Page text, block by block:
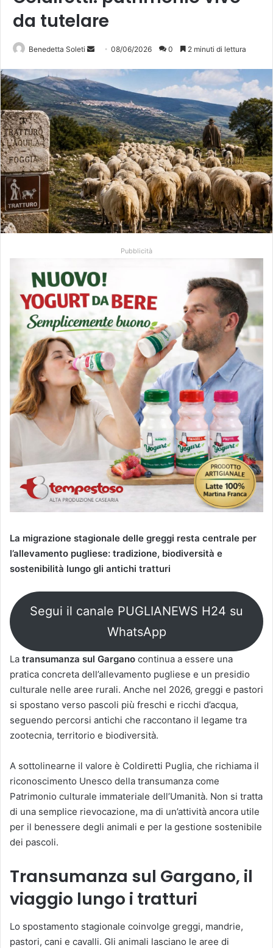
da tutelare
Benedetta Soleti
Invia 08/06/2026 0 2 minuti di lettura
Pubblicità
La migrazione stagionale delle greggi resta centrale per
l’allevamento pugliese: tradizione, biodiversità e
sostenibilità lungo gli antichi tratturi
Segui il canale PUGLIANEWS H24 su
WhatsApp
La transumanza sul Gargano continua a essere una
pratica concreta dell’allevamento pugliese e un presidio
culturale nelle aree rurali. Anche nel 2026, greggi e pastori
si spostano verso pascoli più freschi e ricchi d’acqua,
seguendo percorsi antichi che raccontano il legame tra
zootecnia, territorio e biodiversità.
A sottolinearne il valore è Coldiretti Puglia, che richiama il
riconoscimento Unesco della transumanza come
Patrimonio culturale immateriale dell’Umanità. Non si tratta
di una semplice rievocazione, ma di un’attività ancora utile
per il benessere degli animali e per la gestione sostenibile
dei pascoli.
Transumanza sul Gargano, il
viaggio lungo i tratturi
Lo spostamento stagionale coinvolge greggi, mandrie,
pastori, cani e cavalli. Gli animali lasciano le aree di